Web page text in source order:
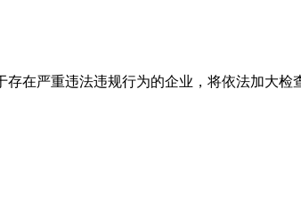
在严重违法违规行为的企业，将依法加大检